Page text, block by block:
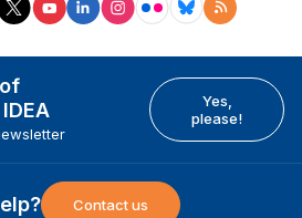
Yes,
please!
Contact us